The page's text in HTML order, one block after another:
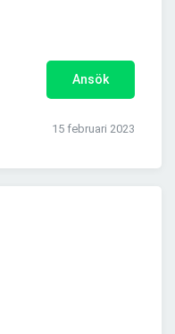
Ansök
15 februari 2023